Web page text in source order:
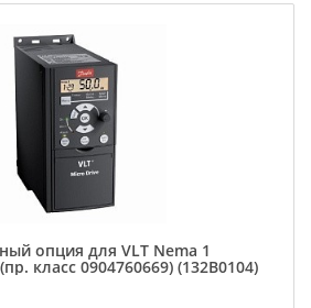
опция для VLT Nema 1
класс 0904760669) (132B0104)